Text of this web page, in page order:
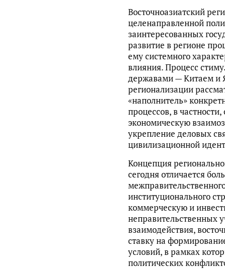
Восточноазиатский
целенаправленной
заинтересованных
развитие в регионе
ему системного
влияния. Процесс
державами — Китаем и
регионализации
«наполнитель»
процессов, в
экономическую
укрепление деловых
цивилизационной
Концепция
сегодня отличается
институционального
коммерческую и
неправительственных
взаимодействия,
ставку на
условий, в рамках
политических